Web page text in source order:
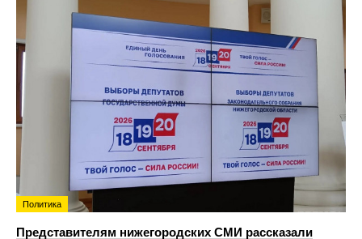
Политика
Представителям нижегородских СМИ рассказали